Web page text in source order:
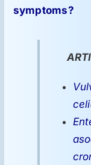
symptoms?